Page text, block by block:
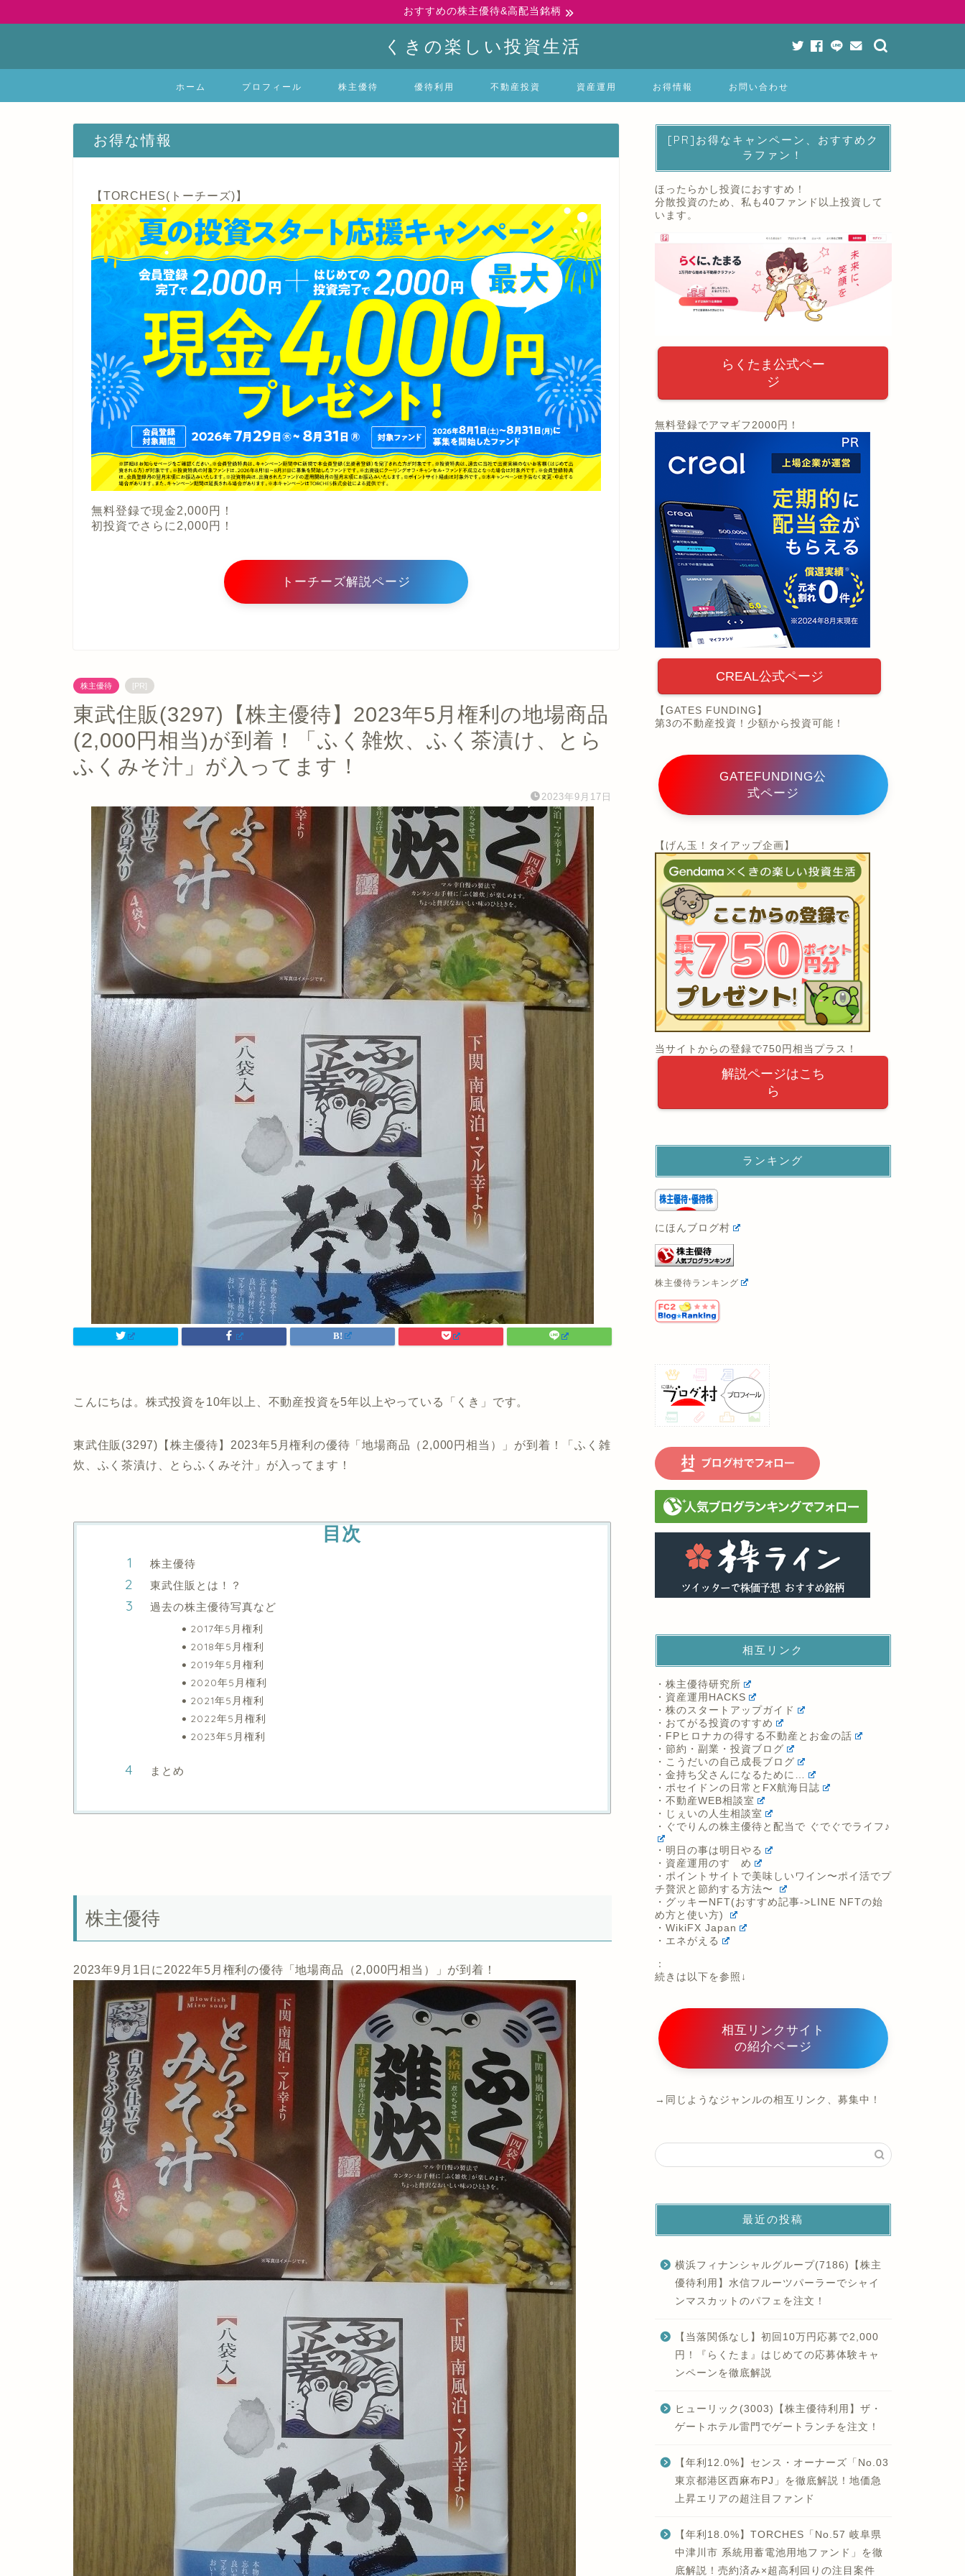
おすすめの株主優待&高配当銘柄
くきの楽しい投資生活
ホーム プロフィール 株主優待 優待利用 不動産投資 資産運用 お得情報 お問い合わせ
お得な情報
【TORCHES(トーチーズ)】
無料登録で現金2,000円！
初投資でさらに2,000円！
トーチーズ解説ページ
株主優待 [PR]
東武住販(3297)【株主優待】2023年5月権利の地場商品
(2,000円相当)が到着！「ふく雑炊、ふく茶漬け、とら
ふくみそ汁」が入ってます！
2023年9月17日
こんにちは。株式投資を10年以上、不動産投資を5年以上やっている「くき」です。
東武住販(3297)【株主優待】2023年5月権利の優待「地場商品（2,000円相当）」が到着！「ふく雑
炊、ふく茶漬け、とらふくみそ汁」が入ってます！
目次
株主優待
東武住販とは！？
過去の株主優待写真など
2017年5月権利
2018年5月権利
2019年5月権利
2020年5月権利
2021年5月権利
2022年5月権利
2023年5月権利
まとめ
株主優待
2023年9月1日に2022年5月権利の優待「地場商品（2,000円相当）」が到着！
[PR]お得なキャンペーン、おすすめク
ラファン！
ほったらかし投資におすすめ！
分散投資のため、私も40ファンド以上投資して
います。
らくたま公式ペー
ジ
無料登録でアマギフ2000円！
CREAL公式ページ
【GATES FUNDING】
第3の不動産投資！少額から投資可能！
GATEFUNDING公
式ページ
【げん玉！タイアップ企画】
当サイトからの登録で750円相当プラス！
解説ページはこち
ら
ランキング
にほんブログ村
株主優待ランキング
相互リンク
・株主優待研究所
・資産運用HACKS
・株のスタートアップガイド
・おてがる投資のすすめ
・FPヒロナカの得する不動産とお金の話
・節約・副業・投資ブログ
・こうだいの自己成長ブログ
・金持ち父さんになるために…
・ポセイドンの日常とFX航海日誌
・不動産WEB相談室
・じぇいの人生相談室
・ぐでりんの株主優待と配当で ぐでぐでライフ♪
・明日の事は明日やる
・資産運用のすゝめ
・ポイントサイトで美味しいワイン〜ポイ活でプ
チ贅沢と節約する方法〜
・グッキーNFT(おすすめ記事->LINE NFTの始
め方と使い方)
・WikiFX Japan
・エネがえる
：
続きは以下を参照↓
相互リンクサイト
の紹介ページ
→同じようなジャンルの相互リンク、募集中！
最近の投稿
横浜フィナンシャルグループ(7186)【株主
優待利用】水信フルーツパーラーでシャイ
ンマスカットのパフェを注文！
【当落関係なし】初回10万円応募で2,000
円！『らくたま』はじめての応募体験キャ
ンペーンを徹底解説
ヒューリック(3003)【株主優待利用】ザ・
ゲートホテル雷門でゲートランチを注文！
【年利12.0%】センス・オーナーズ「No.03
東京都港区西麻布PJ」を徹底解説！地価急
上昇エリアの超注目ファンド
【年利18.0%】TORCHES「No.57 岐阜県
中津川市 系統用蓄電池用地ファンド」を徹
底解説！売約済み×超高利回りの注目案件